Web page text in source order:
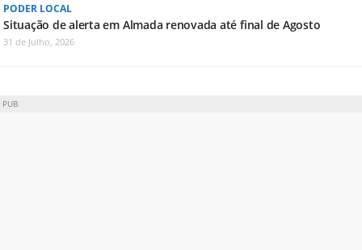
PODER LOCAL
Situação de alerta em Almada renovada até final de Agosto
31 de Julho, 2026
PUB